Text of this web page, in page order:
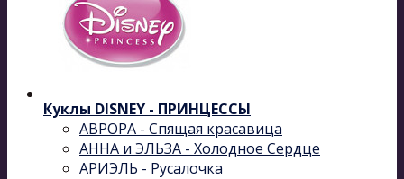
Куклы DISNEY - ПРИНЦЕССЫ
АВРОРА - Спящая красавица
АННА и ЭЛЬЗА - Холодное Сердце
АРИЭЛЬ - Русалочка